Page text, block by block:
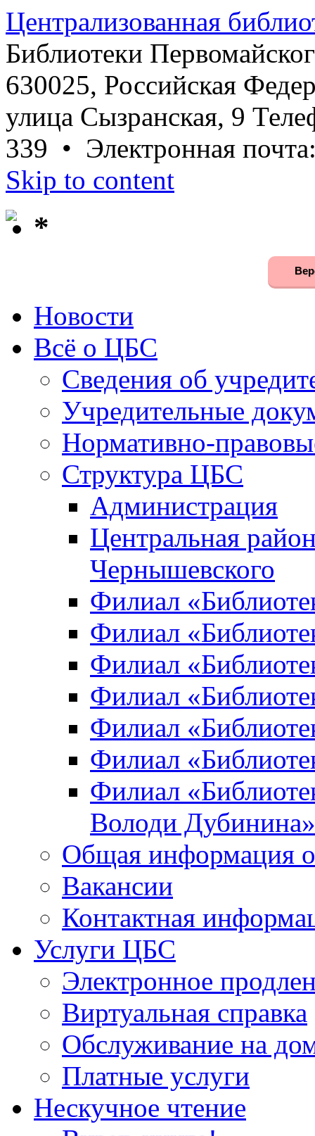
Централизованная
Библиотеки
630025, Российская
улица Сызранская, 9
339 • Электронная
Skip to content
*
Новости
Всё о ЦБС
Сведения об
Учредительные
Нормативно-
Структура ЦБС
Администрация
Центральная
Чернышевского
Филиал
Филиал
Филиал
Филиал
Филиал
Филиал
Филиал
Володи Дубинина»
Общая информация
Вакансии
Контактная
Услуги ЦБС
Электронное
Виртуальная справка
Обслуживание на
Платные услуги
Нескучное чтение